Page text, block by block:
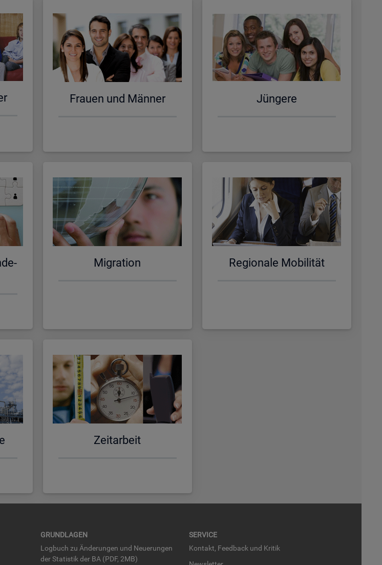
Frau­en und Män­ner Jün­ge­re
Mi­gra­ti­on Re­gio­na­le Mo­bi­li­tät
Zeit­ar­beit
GRUND­LA­GEN
Log­buch zu Än­de­run­gen und Neue­run­gen
der Sta­tis­tik der BA (PDF, 2MB)
SER­VICE
Kon­takt, Feed­back und Kri­tik